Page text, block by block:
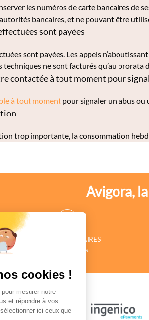
les numéros de carte bancaires de
bancaires, et ne pouvant être
sont payées
sont payées. Les appels
ne sont facturés qu’au prorata
contactée à tout moment pour
à tout moment pour signaler un abus ou
trop importante, la consommation
Avigora,
des COMMENTAIRES
Authentiques
Paiement sécurisé
cookies !
mesurer notre
et répondre à vos
ici ceux que